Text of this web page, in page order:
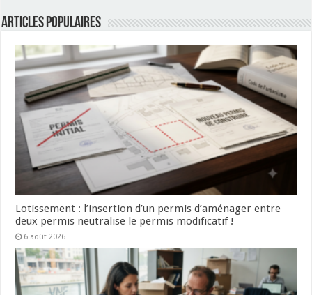
Articles populaires
Lotissement : l’insertion d’un permis d’aménager entre
deux permis neutralise le permis modificatif !
6 août 2026